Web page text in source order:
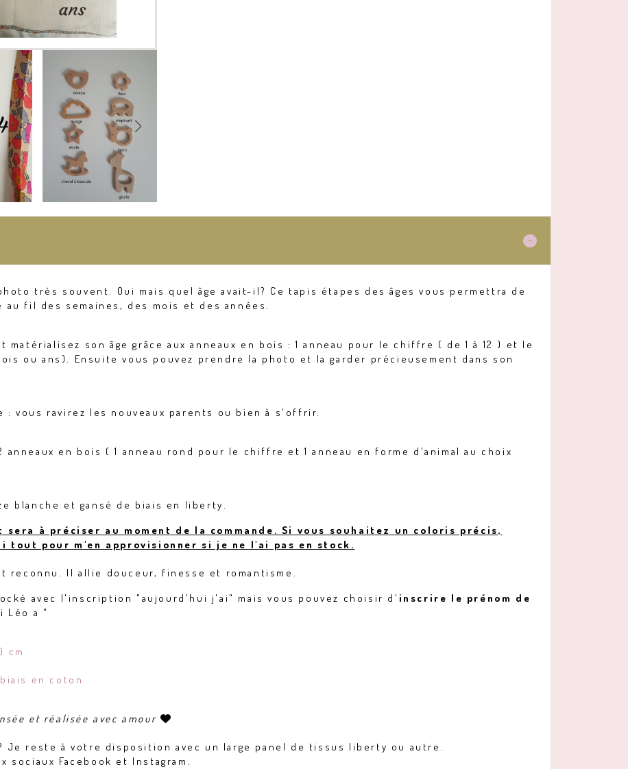
très souvent. Oui mais quel âge avait-il? Ce tapis étapes des âges vous permettra de
fil des semaines, des mois et des années.
son âge grâce aux anneaux en bois : 1 anneau pour le chiffre ( de 1 à 12 ) et le
ou ans). Ensuite vous pouvez prendre la photo et la garder précieusement dans son
: vous ravirez les nouveaux parents ou bien à s'offrir.
en bois ( 1 anneau rond pour le chiffre et 1 anneau en forme d'animal au choix
blanche et gansé de biais en liberty.
à préciser au moment de la commande. Si vous souhaitez un coloris précis,
tout pour m'en approvisionner si je ne l'ai pas en stock.
reconnu. Il allie douceur, finesse et romantisme.
avec l'inscription "aujourd'hui j'ai" mais vous pouvez choisir d' inscrire le prénom de
Léo a "
cm
en coton
et réalisée avec amour 
Je reste à votre disposition avec un large panel de tissus liberty ou autre.
Facebook et Instagram.